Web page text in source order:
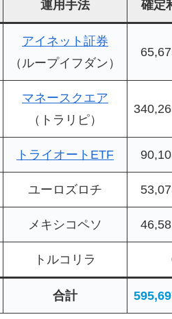
運用手法 確定
アイネット証券
（ループイフダン）
マネースクエア
（トラリピ）
トライオートETF
ユーロズロチ
メキシコペソ
トルコリラ
合計